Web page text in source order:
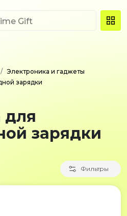
Электроника и гаджеты
зарядки
для
зарядки
Фильтры